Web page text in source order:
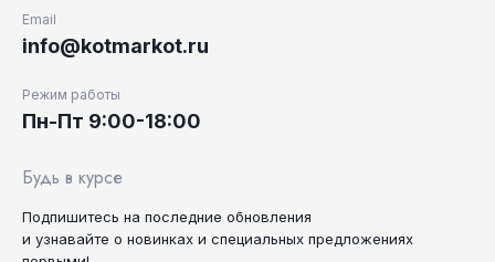
Email
info@kotmarkot.ru
Режим работы
Пн-Пт 9:00-18:00
Будь в курсе
Подпишитесь на последние обновления
и узнавайте о новинках и специальных предложениях